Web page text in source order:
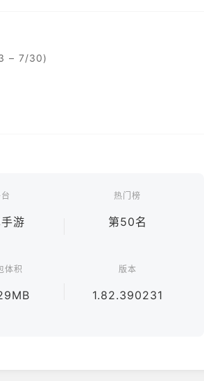
– 7/30)
游
热门榜
第50名
体积 版本
1.82.390231